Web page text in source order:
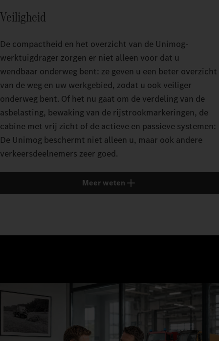
Veiligheid
De compactheid en het overzicht van de Unimog-
werktuigdrager zorgen er niet alleen voor dat u
wendbaar onderweg bent: ze geven u een beter overzicht
van de weg en uw werkgebied, zodat u ook veiliger
onderweg bent. Of het nu gaat om de verdeling van de
asbelasting, bewaking van de rijstrookmarkeringen, de
cabine met vrij zicht of de actieve en passieve systemen:
De Unimog beschermt niet alleen u, maar ook andere
verkeersdeelnemers zeer goed.
Meer weten